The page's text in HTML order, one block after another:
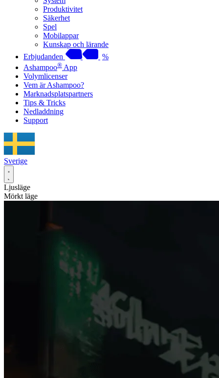
Produktivitet
Säkerhet
Spel
Mobilappar
Kunskap och lärande
Erbjudanden
%
Ashampoo® App
Volymlicenser
Vem är Ashampoo?
Marknadsplatspartners
Tips & Tricks
Nedladdning
Support
Sverige
Ljusläge
Mörkt läge